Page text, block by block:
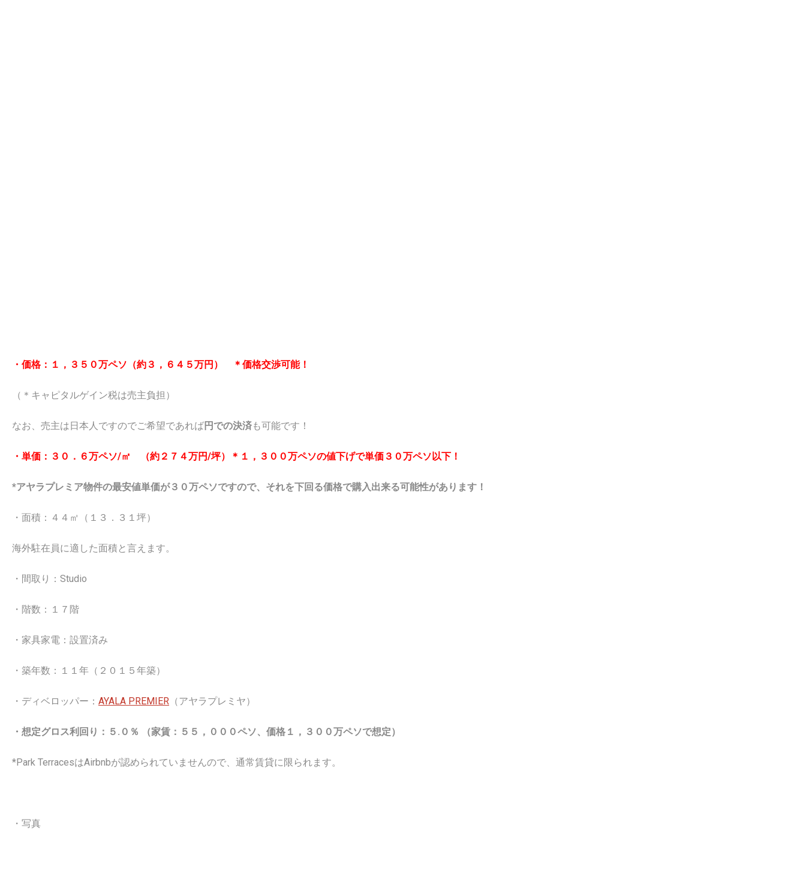
・価格：１，３５０万ペソ（約３，６４５万円） ＊価格交渉可能！
（＊キャピタルゲイン税は売主負担）
なお、売主は日本人ですのでご希望であれば円での決済も可能です！
・単価：３０．６万ペソ/㎡ （約２７４万円/坪）＊１，３００万ペソの値下げで単価３０万ペソ以下！
*アヤラプレミア物件の最安値単価が３０万ペソですので、それを下回る価格で購入出来る可能性があります！
・面積：４４㎡（１３．３１坪）
海外駐在員に適した面積と言えます。
・間取り：Studio
・階数：１７階
・家具家電：設置済み
・築年数：１１年（２０１５年築）
・ディベロッパー： AYALA PREMIER （アヤラプレミヤ）
・想定グロス利回り：５.０％ （家賃：５５，０００ペソ、価格１，３００万ペソで想定）
*Park TerracesはAirbnbが認められていませんので、通常賃貸に限られます。
・写真